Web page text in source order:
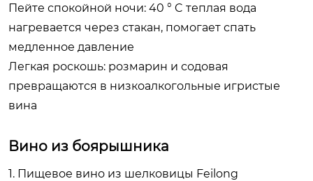
Пейте спокойной ночи: 40 ° C теплая вода
нагревается через стакан, помогает спать
медленное давление
Легкая роскошь: розмарин и содовая
превращаются в низкоалкогольные игристые
вина
Вино из боярышника
1. Пищевое вино из шелковицы Feilong